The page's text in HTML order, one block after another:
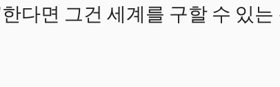
다면 그건 세계를 구할 수 있는